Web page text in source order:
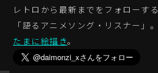
レトロから最新までをフォローする
「語るアニメソング・リスナー」。
たまに絵描き。